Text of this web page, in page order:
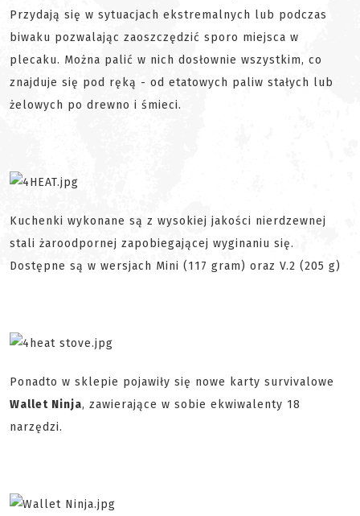
Przydają się w sytuacjach ekstremalnych lub podczas
biwaku pozwalając zaoszczędzić sporo miejsca w
plecaku. Można palić w nich dosłownie wszystkim, co
znajduje się pod ręką - od etatowych paliw stałych lub
żelowych po drewno i śmieci.
Kuchenki wykonane są z wysokiej jakości nierdzewnej
stali żaroodpornej zapobiegającej wyginaniu się.
Dostępne są w wersjach Mini (117 gram) oraz V.2 (205 g)
Ponadto w sklepie pojawiły się nowe karty survivalowe
Wallet Ninja, zawierające w sobie ekwiwalenty 18
narzędzi.